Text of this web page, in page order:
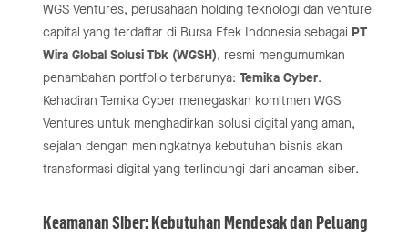
WGS Ventures, perusahaan holding teknologi dan venture
capital yang terdaftar di Bursa Efek Indonesia sebagai PT
Wira Global Solusi Tbk (WGSH), resmi mengumumkan
penambahan portfolio terbarunya: Temika Cyber.
Kehadiran Temika Cyber menegaskan komitmen WGS
Ventures untuk menghadirkan solusi digital yang aman,
sejalan dengan meningkatnya kebutuhan bisnis akan
transformasi digital yang terlindungi dari ancaman siber.
Keamanan Siber: Kebutuhan Mendesak dan Peluang